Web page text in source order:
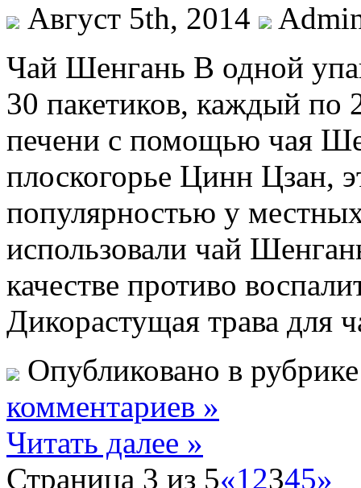
Август 5th, 2014
Чай Шенгань В одной
30 пакетиков, каждый по
печени с помощью чая
плоскогорье Цинн Цзан,
популярностью у
использовали чай
качестве противо
Дикорастущая трава для
Опубликовано в
комментариев »
Читать далее »
Страница 3 из 5«1 2345»